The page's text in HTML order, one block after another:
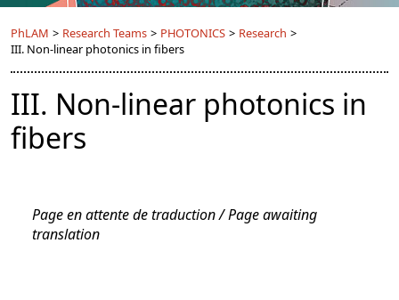
PhLAM > Research Teams > PHOTONICS > Research >
III. Non-linear photonics in fibers
III. Non-linear photonics in
fibers
Page en attente de traduction / Page awaiting
translation